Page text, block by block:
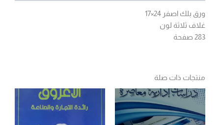
ورق بلك اصفر 24×17
غلاف ثلاثة لون
283 صفحة
منتجات ذات صلة